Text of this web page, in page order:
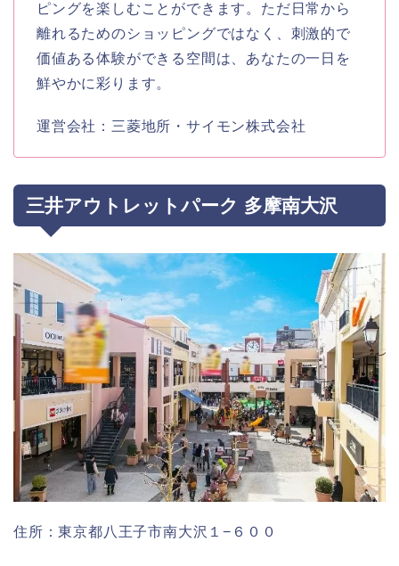
ピングを楽しむことができます。ただ日常から
離れるためのショッピングではなく、刺激的で
価値ある体験ができる空間は、あなたの一日を
鮮やかに彩ります。
運営会社：三菱地所・サイモン株式会社
三井アウトレットパーク 多摩南大沢
住所：東京都八王子市南大沢１−６００